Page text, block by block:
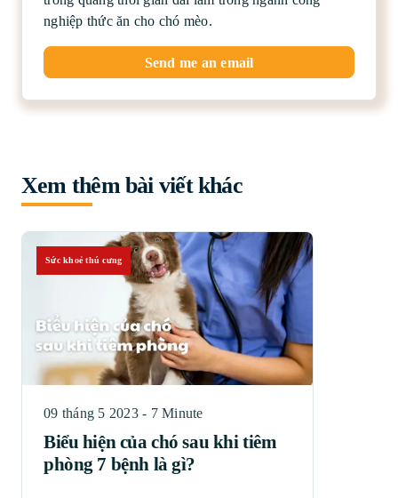
nghiệp thức ăn cho chó mèo.
Send me an email
Xem thêm bài viết khác
Sức khoẻ thú cưng
09 tháng 5 2023 - 7 Minute
Biểu hiện của chó sau khi tiêm
phòng 7 bệnh là gì?